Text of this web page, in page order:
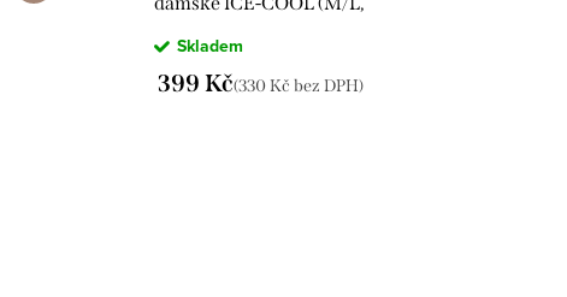
Skladem
399 Kč(330 Kč bez DPH)